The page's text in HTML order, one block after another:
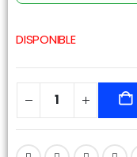
DISPONIBLE